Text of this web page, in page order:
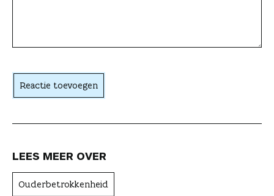
t
e
Reactie toevoegen
LEES MEER OVER
Ouderbetrokkenheid